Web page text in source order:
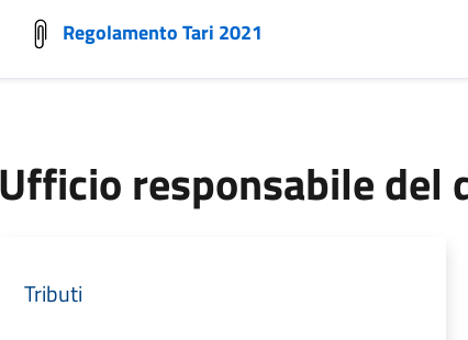
Regolamento Tari 2021
Ufficio responsabile del
Tributi